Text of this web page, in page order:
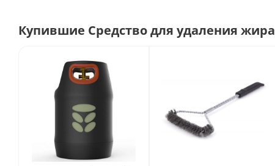
Купившие Средство для удаления